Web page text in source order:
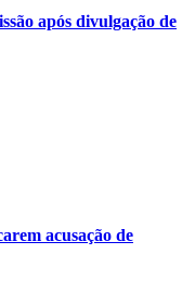
após divulgação de
acusação de